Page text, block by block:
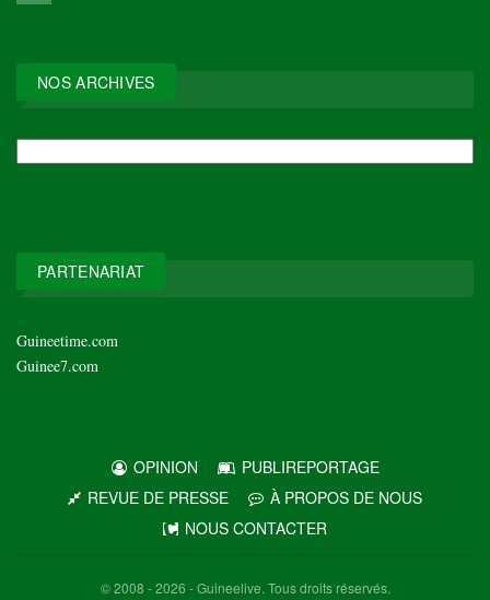
NOS ARCHIVES
PARTENARIAT
Guineetime.com
Guinee7.com
OPINION
PUBLIREPORTAGE
REVUE DE PRESSE
À PROPOS DE NOUS
NOUS CONTACTER
© 2008 - 2026 - Guineelive. Tous droits réservés.